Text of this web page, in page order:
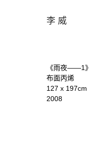
李 威
《雨夜——1》
布面丙烯
127 x 197cm
2008